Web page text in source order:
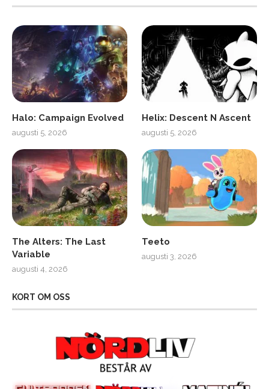
Halo: Campaign Evolved
augusti 5, 2026
Helix: Descent N Ascent
augusti 5, 2026
The Alters: The Last
Variable
augusti 4, 2026
Teeto
augusti 3, 2026
KORT OM OSS